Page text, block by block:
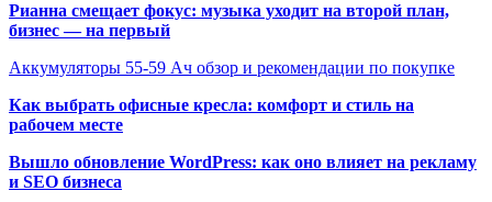
Рианна смещает фокус: музыка уходит на второй план,
бизнес — на первый
Аккумуляторы 55-59 Ач обзор и рекомендации по покупке
Как выбрать офисные кресла: комфорт и стиль на
рабочем месте
Вышло обновление WordPress: как оно влияет на рекламу
и SEO бизнеса